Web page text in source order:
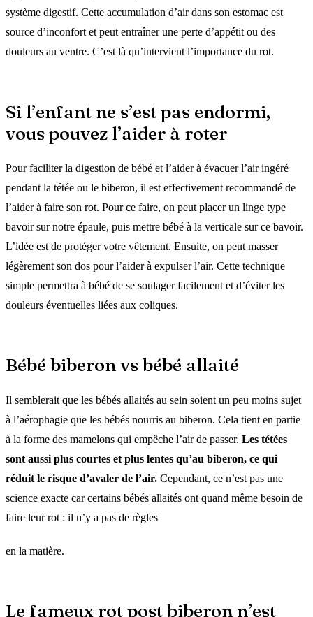
système digestif. Cette accumulation d’air dans son estomac est
source d’inconfort et peut entraîner une perte d’appétit ou des
douleurs au ventre. C’est là qu’intervient l’importance du rot.
Si l’enfant ne s’est pas endormi,
vous pouvez l’aider à roter
Pour faciliter la digestion de bébé et l’aider à évacuer l’air ingéré
pendant la tétée ou le biberon, il est effectivement recommandé de
l’aider à faire son rot. Pour ce faire, on peut placer un linge type
bavoir sur notre épaule, puis mettre bébé à la verticale sur ce bavoir.
L’idée est de protéger votre vêtement. Ensuite, on peut masser
légèrement son dos pour l’aider à expulser l’air. Cette technique
simple permettra à bébé de se soulager facilement et d’éviter les
douleurs éventuelles liées aux coliques.
Bébé biberon vs bébé allaité
Il semblerait que les bébés allaités au sein soient un peu moins sujet
à l’aérophagie que les bébés nourris au biberon. Cela tient en partie
à la forme des mamelons qui empêche l’air de passer. Les tétées
sont aussi plus courtes et plus lentes qu’au biberon, ce qui
réduit le risque d’avaler de l’air. Cependant, ce n’est pas une
science exacte car certains bébés allaités ont quand même besoin de
faire leur rot : il n’y a pas de règles
en la matière.
Le fameux rot post biberon n’est